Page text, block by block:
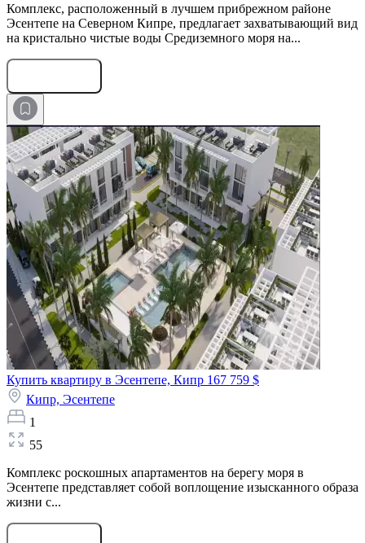
Комплекс, расположенный в лучшем прибрежном районе
Эсентепе на Северном Кипре, предлагает захватывающий вид
на кристально чистые воды Средиземного моря на...
Купить квартиру в Эсентепе, Кипр 167 759 $
Кипр, Эсентепе
1
55
Комплекс роскошных апартаментов на берегу моря в
Эсентепе представляет собой воплощение изысканного образа
жизни с...